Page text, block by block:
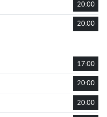
20:00
20:00
17:00
20:00
20:00